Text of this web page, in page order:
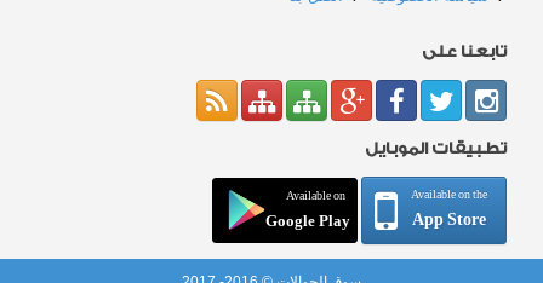
تابعنا على
تطبيقات الموبايل
Available on the
App Store
Available on
Google Play